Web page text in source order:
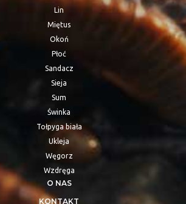
Lin
Miętus
Okoń
Płoć
Sandacz
Sieja
Sum
Świnka
Tołpyga biała
Ukleja
Węgorz
Wzdręga
O NAS
KONTAKT